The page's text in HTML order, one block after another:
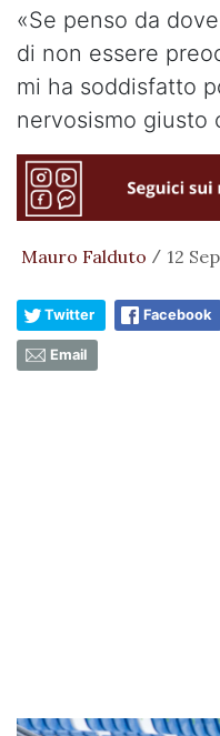
«Se penso da
di non essere
mi ha soddisfatto
nervosismo giusto
Mauro Falduto / 12
Twitter Facebook
Email